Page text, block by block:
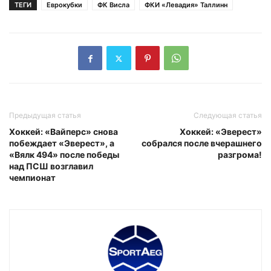
ТЕГИ Еврокубки ФК Висла ФКИ «Левадия» Таллинн
Предыдущая статья
Хоккей: «Вайперс» снова
побеждает «Эверест», а
«Вялк 494» после победы
над ПСШ возглавил
чемпионат
Следующая статья
Хоккей: «Эверест»
собрался после вчерашнего
разгрома!